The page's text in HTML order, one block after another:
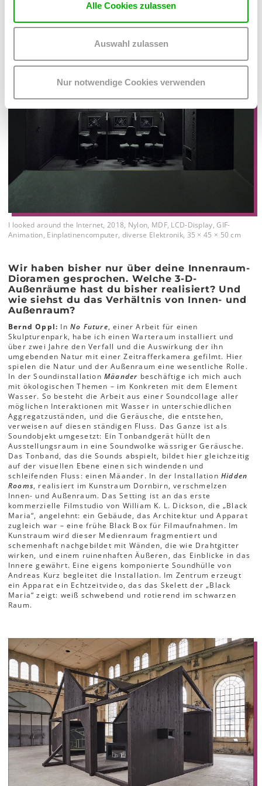
Alle Cookies zulassen
Auswahl zulassen
Nur notwendige Cookies verwenden
I looked around the Internet, 2018, Nylon, MDF, LCD-Display, GIF-
Animation, Einplatinencomputer, diverse Elektronik, 35 × 45 × 50 cm
Wir haben bisher nur über deine Innenraum-
Dioramen gesprochen. Welche 3-D-
Außenräume hast du bisher realisiert? Und
wie siehst du das Verhältnis von Innen- und
Außenraum?
Bernd Oppl: InNo Future, einer Arbeit für einen
Skulpturenpark, habe ich einen Warteraum installiert und
über zwei Jahre den Verfall und die Auswirkung der ihn
umgebenden Natur mit einer Zeitrafferkamera gefilmt. Hier
spielen die Natur und der Außenraum eine wesentliche Rolle.
In der Soundinstallation Mäander beschäftige ich mich auch
mit ökologischen Themen – im Konkreten mit dem Element
Wasser. So besteht die Arbeit aus einer Soundcollage aller
möglichen Interaktionen mit Wasser in unterschiedlichen
Aggregatzuständen, und die Geräusche, die entstehen,
verweisen auf diesen ständigen Fluss. Das Ganze ist als
Soundobjekt umgesetzt: Ein Tonbandgerät hüllt den
Ausstellungsraum in eine Soundwolke wässriger Geräusche.
Das Tonband, das die Sounds abspielt, bildet hier gleichzeitig
auf der visuellen Ebene einen sich windenden und
schleifenden Fluss: einen Mäander. In der InstallationHidden
Rooms, realisiert im Kunstraum Dornbirn, verschmelzen
Innen- und Außenraum. Das Setting ist an das erste
kommerzielle Filmstudio von William K. L. Dickson, die „Black
Maria“, angelehnt: ein Gebäude, das Architektur und Apparat
zugleich war – eine frühe Black Box für Filmaufnahmen. Im
Kunstraum wird dieser Medienraum fragmentiert und
schemenhaft nachgebildet mit Wänden, die wie Drahtgitter
wirken, und einem ruinenhaften Äußeren, das Einblicke in das
Innere gewährt. Eine eigens komponierte Soundhülle von
Andreas Kurz begleitet die Installation. Im Zentrum erzeugt
ein Apparat ein Echtzeitvideo, das das Skelett der „Black
Maria“ zeigt: weiß schwebend und rotierend im schwarzen
Raum.